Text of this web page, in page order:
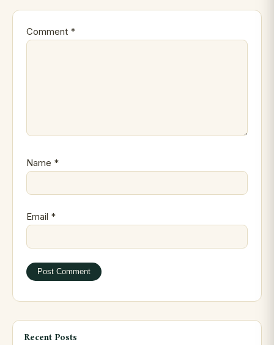
Comment *
Name *
Email *
Recent Posts